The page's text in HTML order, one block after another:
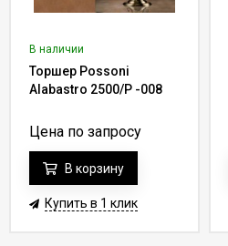
В наличии
Торшер Possoni
Alabastro 2500/P -008
Цена по запросу
В корзину
Купить в 1 клик